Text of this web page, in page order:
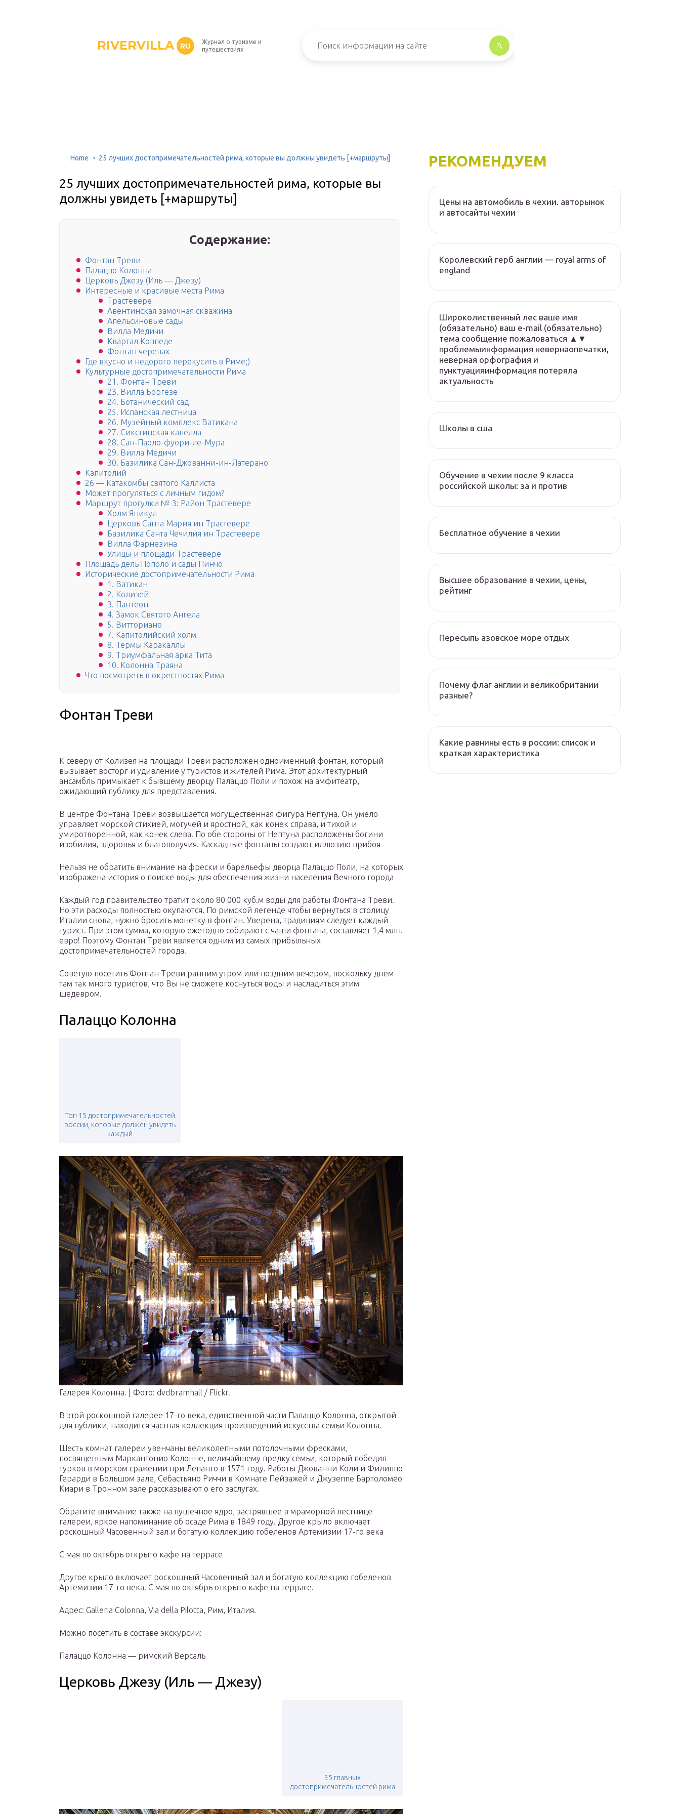
RIVERVILLA RU
Журнал о туризме и
путешествиях
Home 25 лучших достопримечательностей рима, которые вы должны увидеть [+маршруты]
25 лучших достопримечательностей рима, которые вы
должны увидеть [+маршруты]
Содержание:
Фонтан Треви
Палаццо Колонна
Церковь Джезу (Иль — Джезу)
Интересные и красивые места Рима
Трастевере
Авентинская замочная скважина
Апельсиновые сады
Вилла Медичи
Квартал Коппеде
Фонтан черепах
Где вкусно и недорого перекусить в Риме;)
Культурные достопримечательности Рима
21. Фонтан Треви
23. Вилла Боргезе
24. Ботанический сад
25. Испанская лестница
26. Музейный комплекс Ватикана
27. Сикстинская капелла
28. Сан-Паоло-фуори-ле-Мура
29. Вилла Медичи
30. Базилика Сан-Джованни-ин-Латерано
Капитолий
26 — Катакомбы cвятого Каллиста
Может прогуляться с личным гидом?
Маршрут прогулки № 3: Район Трастевере
Холм Яникул
Церковь Санта Мария ин Трастевере
Базилика Санта Чечилия ин Трастевере
Вилла Фарнезина
Улицы и площади Трастевере
Площадь дель Пополо и сады Пинчо
Исторические достопримечательности Рима
1. Ватикан
2. Колизей
3. Пантеон
4. Замок Святого Ангела
5. Витториано
7. Капитолийский холм
8. Термы Каракаллы
9. Триумфальная арка Тита
10. Колонна Траяна
Что посмотреть в окрестностях Рима
Фонтан Треви
К северу от Колизея на площади Треви расположен одноименный фонтан, который
вызывает восторг и удивление у туристов и жителей Рима. Этот архитектурный
ансамбль примыкает к бывшему дворцу Палаццо Поли и похож на амфитеатр,
ожидающий публику для представления.
В центре Фонтана Треви возвышается могущественная фигура Нептуна. Он умело
управляет морской стихией, могучей и яростной, как конек справа, и тихой и
умиротворенной, как конек слева. По обе стороны от Нептуна расположены богини
изобилия, здоровья и благополучия. Каскадные фонтаны создают иллюзию прибоя
Нельзя не обратить внимание на фрески и барельефы дворца Палаццо Поли, на которых
изображена история о поиске воды для обеспечения жизни населения Вечного города
Каждый год правительство тратит около 80 000 куб.м воды для работы Фонтана Треви.
Но эти расходы полностью окупаются. По римской легенде чтобы вернуться в столицу
Италии снова, нужно бросить монетку в фонтан. Уверена, традициям следует каждый
турист. При этом сумма, которую ежегодно собирают с чаши фонтана, составляет 1,4 млн.
евро! Поэтому Фонтан Треви является одним из самых прибыльных
достопримечательностей города.
Советую посетить Фонтан Треви ранним утром или поздним вечером, поскольку днем
там так много туристов, что Вы не сможете коснуться воды и насладиться этим
шедевром.
Палаццо Колонна
Топ 15 достопримечательностей
россии, которые должен увидеть
каждый
Галерея Колонна. | Фото: dvdbramhall / Flickr.
В этой роскошной галерее 17-го века, единственной части Палаццо Колонна, открытой
для публики, находится частная коллекция произведений искусства семьи Колонна.
Шесть комнат галереи увенчаны великолепными потолочными фресками,
посвященным Маркантонио Колонне, величайшему предку семьи, который победил
турков в морском сражении при Лепанто в 1571 году. Работы Джованни Коли и Филиппо
Герарди в Большом зале, Себастьяно Риччи в Комнате Пейзажей и Джузеппе Бартоломео
Киари в Тронном зале рассказывают о его заслугах.
Обратите внимание также на пушечное ядро, застрявшее в мраморной лестнице
галереи, яркое напоминание об осаде Рима в 1849 году. Другое крыло включает
роскошный Часовенный зал и богатую коллекцию гобеленов Артемизии 17-го века
С мая по октябрь открыто кафе на террасе
Другое крыло включает роскошный Часовенный зал и богатую коллекцию гобеленов
Артемизии 17-го века. С мая по октябрь открыто кафе на террасе.
Адрес: Galleria Colonna, Via della Pilotta, Рим, Италия.
Можно посетить в составе экскурсии:
Палаццо Колонна — римский Версаль
Церковь Джезу (Иль — Джезу)
35 главных
достопримечательностей рима
РЕКОМЕНДУЕМ
Цены на автомобиль в чехии. авторынок
и автосайты чехии
Королевский герб англии — royal arms of
england
Широколиственный лес ваше имя
(обязательно) ваш e-mail (обязательно)
тема сообщение пожаловаться ▲▼
проблемыинформация невернаопечатки,
неверная орфография и
пунктуацияинформация потеряла
актуальность
Школы в сша
Обучение в чехии после 9 класса
российской школы: за и против
Бесплатное обучение в чехии
Высшее образование в чехии, цены,
рейтинг
Пересыпь азовское море отдых
Почему флаг англии и великобритании
разные?
Какие равнины есть в россии: список и
краткая характеристика